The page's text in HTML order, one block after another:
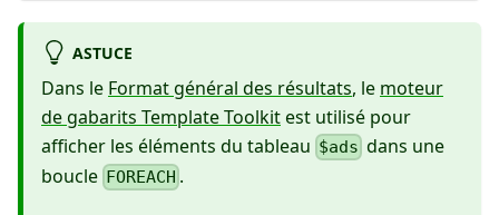
ASTUCE
Dans le Format général des résultats, le moteur
de gabarits Template Toolkitest utilisé pour
afficher les éléments du tableau $ads dans une
boucle FOREACH .